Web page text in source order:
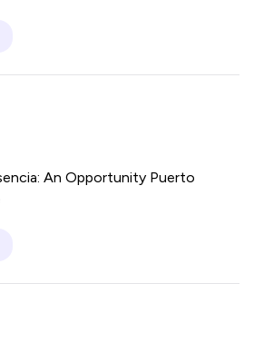
An Opportunity Puerto